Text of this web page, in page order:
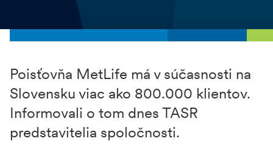
Poisťovňa MetLife má v súčasnosti na
Slovensku viac ako 800.000 klientov.
Informovali o tom dnes TASR
predstavitelia spoločnosti.